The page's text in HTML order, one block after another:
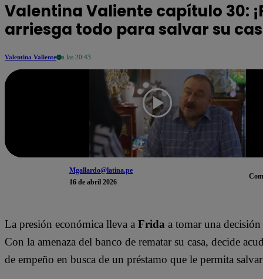
Valentina Valiente capítulo 30:
arriesga todo para salvar su
Valentina Valiente a las 20:43
Mgallardo@latina.pe
16 de abril 2026
La presión económica lleva a Frida a tomar una decisión
Con la amenaza del banco de rematar su casa, decide
de empeño en busca de un préstamo que le permita